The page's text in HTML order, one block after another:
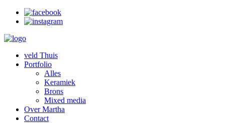
veld Thuis
Portfolio
Alles
Keramiek
Brons
Mixed media
Over Martha
Contact